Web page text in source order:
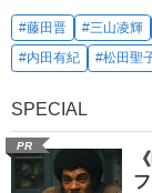
#藤田晋 #三山凌輝
#内田有紀
#松田聖
SPECIAL
PR